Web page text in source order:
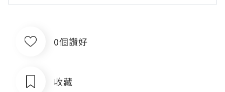
0個讚好
收藏